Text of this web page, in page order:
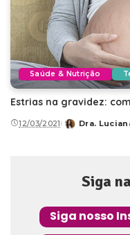
Saúde & Nutrição
Estrias na gravidez:
12/03/2021
Posted
Dra.
Siga
Siga nosso